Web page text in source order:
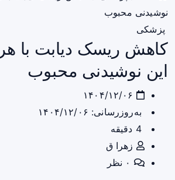
نوشیدنی محبوب
پزشکی
کاهش ریسک دیابت با هر
این نوشیدنی محبوب
به‌روزرسانی: ۱۴۰۴/۱۲/۰۶
4 دقیقه
زهرا ق